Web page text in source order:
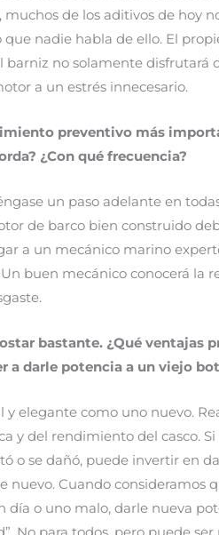
de los aditivos de hoy
nadie habla de ello. El
barniz no solamente
a un estrés innecesario.
preventivo más
¿Con qué frecuencia?
un paso adelante en
de barco bien construido
a un mecánico marino
buen mecánico conocerá la
bastante. ¿Qué ventajas
a darle potencia a un viejo
y elegante como uno nuevo.
y del rendimiento del casco.
o se dañó, puede invertir en
Cuando consideramos
o uno malo, darle nueva